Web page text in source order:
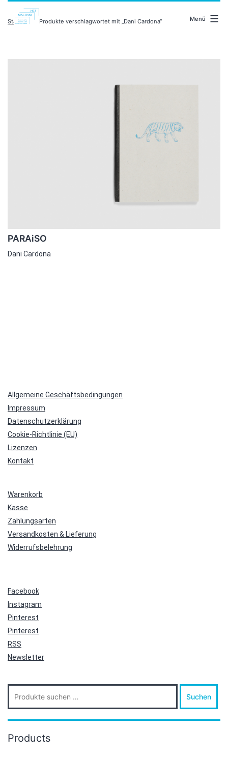
Inhalt
Menü
Startseite / Produkte verschlagwortet mit „Dani Cardona“
PARAiSO
Dani Cardona
Allgemeine Geschäftsbedingungen
Impressum
Datenschutzerklärung
Cookie-Richtlinie (EU)
Lizenzen
Kontakt
Warenkorb
Kasse
Zahlungsarten
Versandkosten & Lieferung
Widerrufsbelehrung
Facebook
Instagram
Pinterest
Pinterest
RSS
Newsletter
Suche
nach:
Suchen
Products